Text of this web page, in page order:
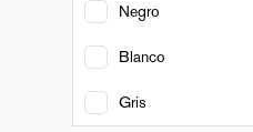
Negro
Blanco
Gris